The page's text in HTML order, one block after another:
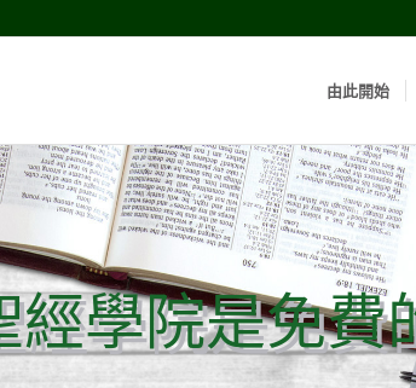
由此開始
經學院是免費
經學院是免費